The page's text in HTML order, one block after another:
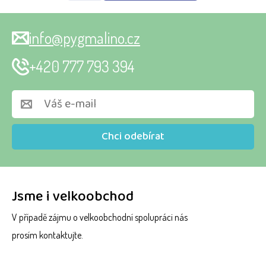
Jsme i velkoobchod
V případě zájmu o velkoobchodní spolupráci nás
prosím kontaktujte.
Chci odebírat
info@pygmalino.cz
+420 777 793 394